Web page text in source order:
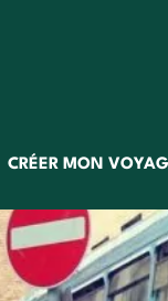
CRÉER MON